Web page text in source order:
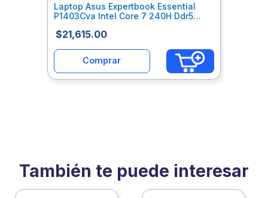
Laptop Asus Expertbook Essential
P1403Cva Intel Core 7 240H Ddr5
Abhlatab793
$21,615.00
Comprar
También te puede interesar